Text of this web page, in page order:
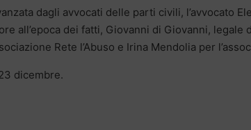
dagli avvocati delle parti civili, l’avvocato
all’epoca dei fatti, Giovanni di Giovanni, legale
Rete l’Abuso e Irina Mendolia per
dicembre.